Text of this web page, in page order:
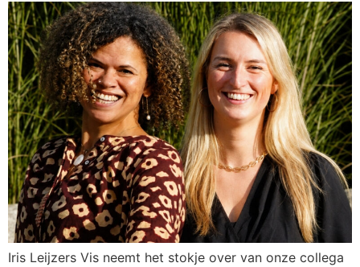
Iris Leijzers Vis neemt het stokje over van onze collega